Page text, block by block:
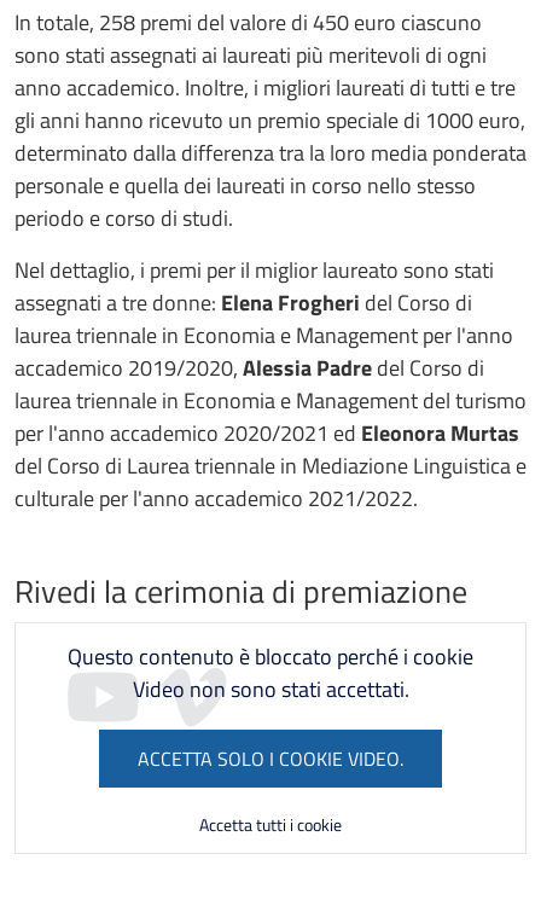
In totale, 258 premi del valore di 450 euro ciascuno
sono stati assegnati ai laureati più meritevoli di ogni
anno accademico. Inoltre, i migliori laureati di tutti e tre
gli anni hanno ricevuto un premio speciale di 1000 euro,
determinato dalla differenza tra la loro media ponderata
personale e quella dei laureati in corso nello stesso
periodo e corso di studi.
Nel dettaglio, i premi per il miglior laureato sono stati
assegnati a tre donne: Elena Frogheri del Corso di
laurea triennale in Economia e Management per l'anno
accademico 2019/2020,Alessia Padredel Corso di
laurea triennale in Economia e Management del turismo
per l'anno accademico 2020/2021 ed Eleonora Murtas
del Corso di Laurea triennale in Mediazione Linguistica e
culturale per l'anno accademico 2021/2022.
Rivedi la cerimonia di premiazione
Questo contenuto è bloccato perché i cookie
Video non sono stati accettati.
ACCETTA SOLO I COOKIE VIDEO.
Accetta tutti i cookie